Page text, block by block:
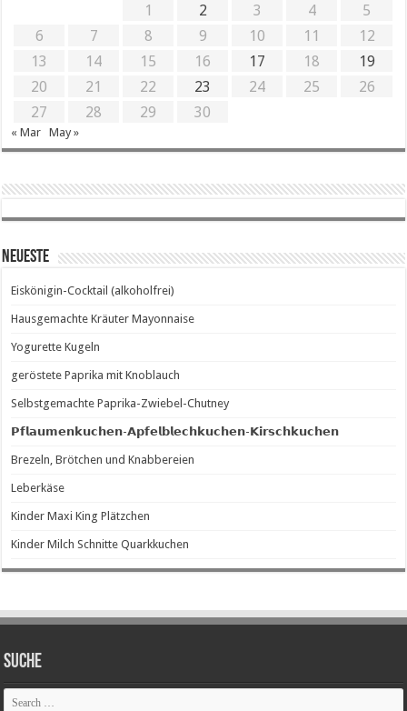
1
2 3 4
5
6
7 8 9 10 11
12
13
14 15 16 17 18
19
20
21 22 23 24 25
26
27
28 29 30
« Mar May »
Neueste
Eiskönigin-Cocktail (alkoholfrei)
Hausgemachte Kräuter Mayonnaise
Yogurette Kugeln
geröstete Paprika mit Knoblauch
Selbstgemachte Paprika-Zwiebel-Chutney
𝗣𝗳𝗹𝗮𝘂𝗺𝗲𝗻𝗸𝘂𝗰𝗵𝗲𝗻-𝗔𝗽𝗳𝗲𝗹𝗯𝗹𝗲𝗰𝗵𝗸𝘂𝗰𝗵𝗲𝗻-𝗞𝗶𝗿𝘀𝗰𝗵𝗸𝘂𝗰𝗵𝗲𝗻
Brezeln, Brötchen und Knabbereien
Leberkäse
Kinder Maxi King Plätzchen
Kinder Milch Schnitte Quarkkuchen
SUCHE